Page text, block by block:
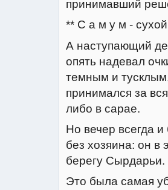
принимавший
** С а м у м -
А наступающий
опять надевал
темным и
принимался за
либо в сарае.
Hо вечер всегда
без хозяина: он в
берегу Сырдарьи.
Это была самая